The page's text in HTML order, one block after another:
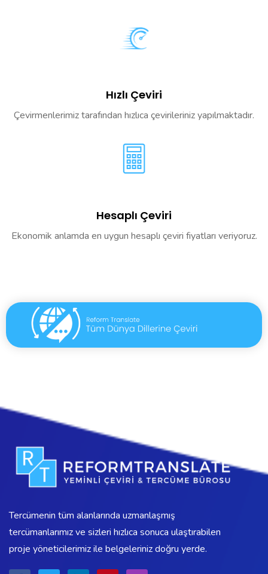
Hızlı Çeviri
Çevirmenlerimiz tarafından hızlıca çevirileriniz yapılmaktadır.
Hesaplı Çeviri
Ekonomik anlamda en uygun hesaplı çeviri fiyatları veriyoruz.
Tercümenin tüm alanlarında uzmanlaşmış
tercümanlarımız ve sizleri hızlıca sonuca ulaştırabilen
proje yöneticilerimiz ile belgeleriniz doğru yerde.